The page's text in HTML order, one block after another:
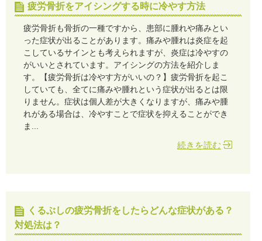
疲労骨折をアイシングする時に冷やす方法
疲労骨折も骨折の一種ですから、患部に腫れや痛みとい
った症状が出ることがあります。痛みや腫れは炎症を起
こしているサインとも考えられますが、炎症は冷やすの
がいいとされています。アイシングの方法を紹介しま
す。【疲労骨折は冷やす方がいいの？】疲労骨折を起こ
していても、全てに痛みや腫れという症状が出るとは限
りません。症状は個人差が大きくなりますが、痛みや腫
れがある場合は、冷やすことで症状を抑えることができ
ま...
続きを読む
くるぶしの疲労骨折をしたらどんな症状がある？
対処法は？